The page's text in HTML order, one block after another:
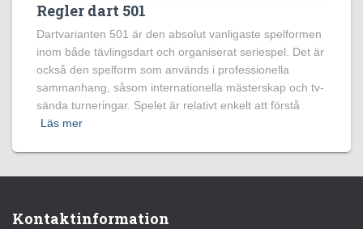
Regler dart 501
Dartvarianten 501 är den absolut vanligaste spelformen
inom både tävlingsdart och organiserat seriespel. Det är
också den spelform som används i professionella
sammanhang, såsom internationella mästerskap och tv-
sända turneringar. Spelet är relativt enkelt att förstå
Läs mer
Kontaktinformation